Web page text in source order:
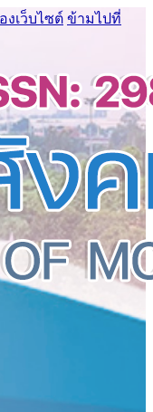
เว็บไซต์ ข้ามไปที่